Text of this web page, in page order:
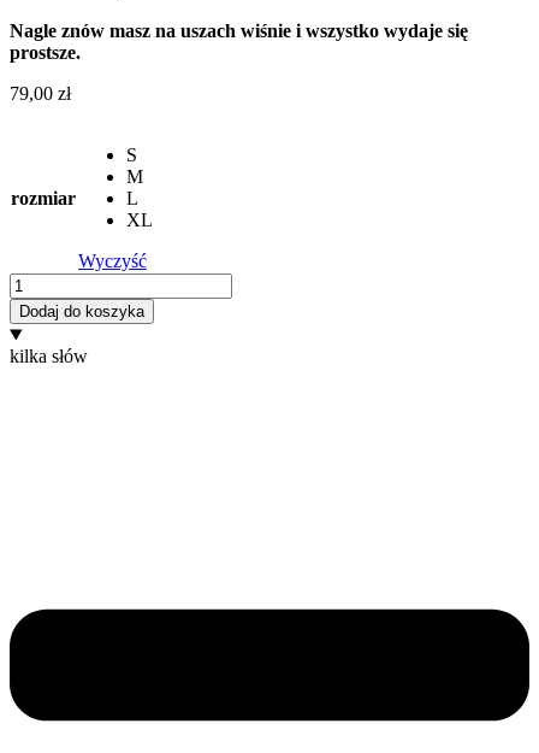
Nagle znów masz na uszach wiśnie i wszystko wydaje się
prostsze.
79,00 zł
rozmiar
S
M
L
XL
Wyczyść
ilość
Wiśniowy
Dodaj do koszyka
kilka słów